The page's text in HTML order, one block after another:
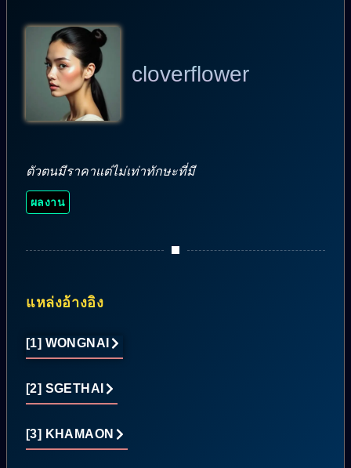
cloverflower
ตัวตนมีราคาแต่ไม่เท่าทักษะที่มี
ผลงาน
แหล่งอ้างอิง
[1] WONGNAI
[2] SGETHAI
[3] KHAMAON